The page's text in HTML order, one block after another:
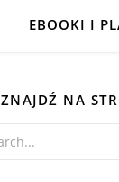
EBOOKI I
ZNAJDŹ NA